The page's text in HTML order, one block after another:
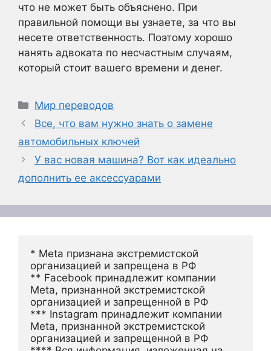
что не может быть объяснено. При
правильной помощи вы узнаете, за что вы
несете ответственность. Поэтому хорошо
нанять адвоката по несчастным случаям,
который стоит вашего времени и денег.
Рубрики
Мир переводов
Все, что вам нужно знать о замене
автомобильных ключей
У вас новая машина? Вот как идеально
дополнить ее аксессуарами
* Meta признана экстремистской
организацией и запрещена в РФ
** Facebook принадлежит компании
Meta, признанной экстремистской
организацией и запрещенной в РФ
*** Instagram принадлежит компании
Meta, признанной экстремистской
организацией и запрещенной в РФ